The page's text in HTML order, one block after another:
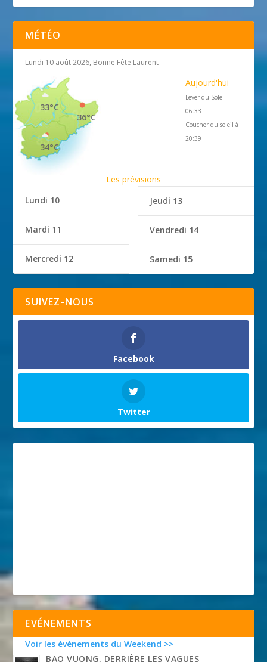
MÉTÉO
Lundi 10 août 2026, Bonne Fête Laurent
36°C
33°C
34°C
Aujourd'hui
Lever du Soleil
06:33
Coucher du soleil à
20:39
Les prévisions
Lundi 10
Mardi 11
Mercredi 12
Jeudi 13
Vendredi 14
Samedi 15
SUIVEZ-NOUS
Facebook
Twitter
EVÉNEMENTS
Voir les événements du Weekend >>
BAO VUONG, DERRIÈRE LES VAGUES